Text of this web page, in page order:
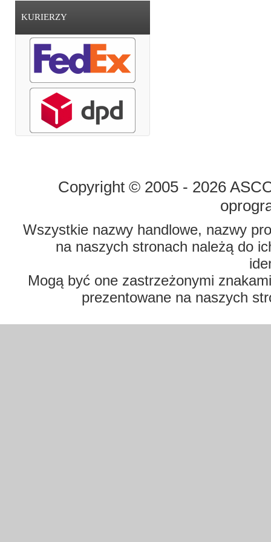
KURIERZY
Copyright © 2005 - 2026
Wszystkie nazwy handlowe, nazwy
na naszych stronach należą do
Mogą być one zastrzeżonymi
prezentowane na naszych